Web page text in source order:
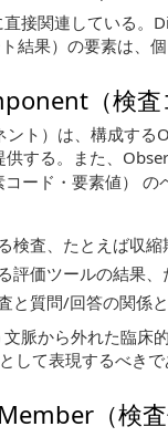
接関連している。
結果）の要素は、
（検
ト）は、構成する
する。また、
ード・要素値） の
検査、たとえば収
評価ツールの結果
と質問/回答の関係
脈から外れた臨
して表現するべき
（検